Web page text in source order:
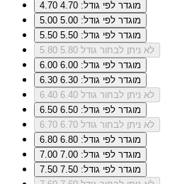
4.70
מוגדר לפי גודל: 4.70
5.00
מוגדר לפי גודל: 5.00
5.50
מוגדר לפי גודל: 5.50
5.80
לא ניתן לבחור גודל 5.80
6.00
מוגדר לפי גודל: 6.00
6.30
מוגדר לפי גודל: 6.30
6.40
לא ניתן לבחור גודל 6.40
6.50
מוגדר לפי גודל: 6.50
6.70
לא ניתן לבחור גודל 6.70
6.80
מוגדר לפי גודל: 6.80
7.00
מוגדר לפי גודל: 7.00
7.50
מוגדר לפי גודל: 7.50